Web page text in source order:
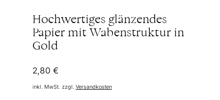
Hochwertiges glänzendes
Papier mit Wabenstruktur in
Gold
2,80 €
inkl. MwSt. zzgl. Versandkosten